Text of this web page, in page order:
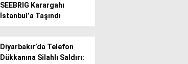
SEEBRIG Karargahı
İstanbul’a Taşındı
Diyarbakır’da Telefon
Dükkanına Silahlı Saldırı: